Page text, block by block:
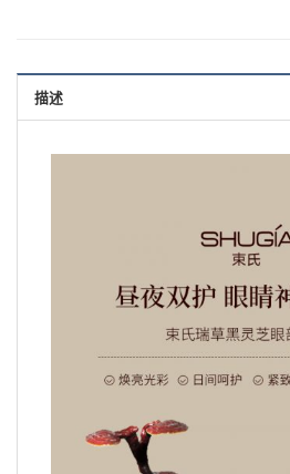
描述